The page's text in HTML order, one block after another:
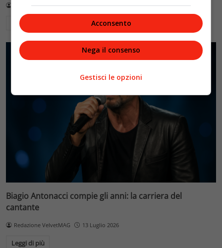
Redazione VelvetMAG 13 Luglio 2026
Leggi di più
Biagio Antonacci compie gli anni: la carriera del
cantante
Redazione VelvetMAG 13 Luglio 2026
Leggi di più
Acconsento
Nega il consenso
Gestisci le opzioni